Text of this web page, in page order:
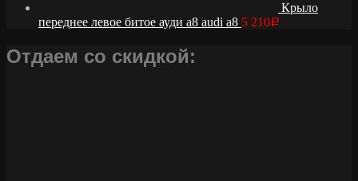
Крыло
переднее левое битое ауди а8 audi a8 5 210Р
Отдаем со скидкой: